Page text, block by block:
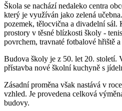
Škola se nachází nedaleko centra
který je využíván jako zelená
pozemek, tělocvična a divadelní
prostory v těsné blízkosti školy -
povrchem, travnaté fotbalové hřiště
Budova školy je z 50. let 20. století.
přístavba nové školní kuchyně s
Zásadní proměna však nastává v
vzhled. Je provedena celková
budovy.